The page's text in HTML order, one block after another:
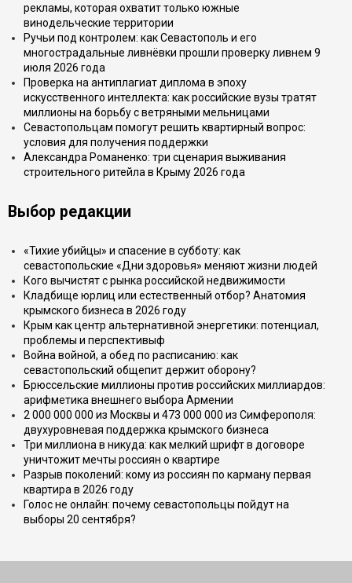
рекламы, которая охватит только южные
винодельческие территории
Ручьи под контролем: как Севастополь и его
многострадальные ливнёвки прошли проверку ливнем 9
июля 2026 года
Проверка на антиплагиат диплома в эпоху
искусственного интеллекта: как российские вузы тратят
миллионы на борьбу с ветряными мельницами
Севастопольцам помогут решить квартирный вопрос:
условия для получения поддержки
Александра Романенко: три сценария выживания
строительного ритейла в Крыму 2026 года
Выбор редакции
«Тихие убийцы» и спасение в субботу: как
севастопольские «Дни здоровья» меняют жизни людей
Кого вычистят с рынка российской недвижимости
Кладбище юрлиц или естественный отбор? Анатомия
крымского бизнеса в 2026 году
Крым как центр альтернативной энергетики: потенциал,
проблемы и перспективыф
Война войной, а обед по расписанию: как
севастопольский общепит держит оборону?
Брюссельские миллионы против российских миллиардов:
арифметика внешнего выбора Армении
2 000 000 000 из Москвы и 473 000 000 из Симферополя:
двухуровневая поддержка крымского бизнеса
Три миллиона в никуда: как мелкий шрифт в договоре
уничтожит мечты россиян о квартире
Разрыв поколений: кому из россиян по карману первая
квартира в 2026 году
Голос не онлайн: почему севастопольцы пойдут на
выборы 20 сентября?